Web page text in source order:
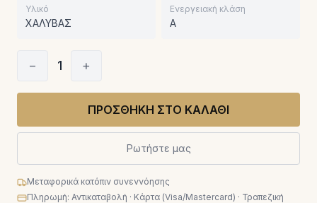
Υλικό
ΧΑΛΥΒΑΣ
Ενεργειακή κλάση
A
− 1 +
ΠΡΟΣΘΗΚΗ ΣΤΟ ΚΑΛΑΘΙ
Ρωτήστε μας
Μεταφορικά κατόπιν συνεννόησης
Πληρωμή: Αντικαταβολή · Κάρτα (Visa/Mastercard) · Τραπεζική